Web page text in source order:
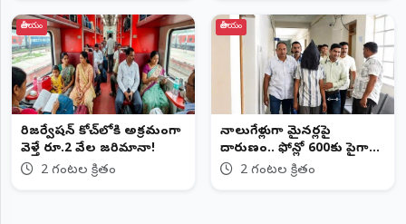
జాతీయం
రిజర్వేషన్ కోచ్‌లోకి అక్రమంగా
వెళ్తే రూ.2 వేల జరిమానా!
2 గంటల క్రితం
జాతీయం
నాలుగేళ్లుగా మైనర్లపై
దారుణం.. ఫోన్లో 600కు పైగా
వీడియోలు
2 గంటల క్రితం